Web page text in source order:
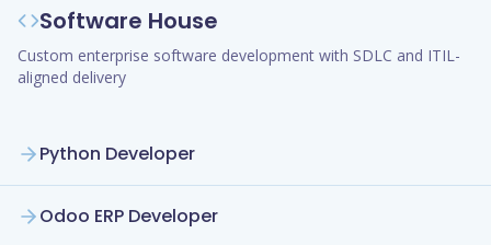
Software House
Custom enterprise software development with SDLC and ITIL-
aligned delivery
Python Developer
Odoo ERP Developer